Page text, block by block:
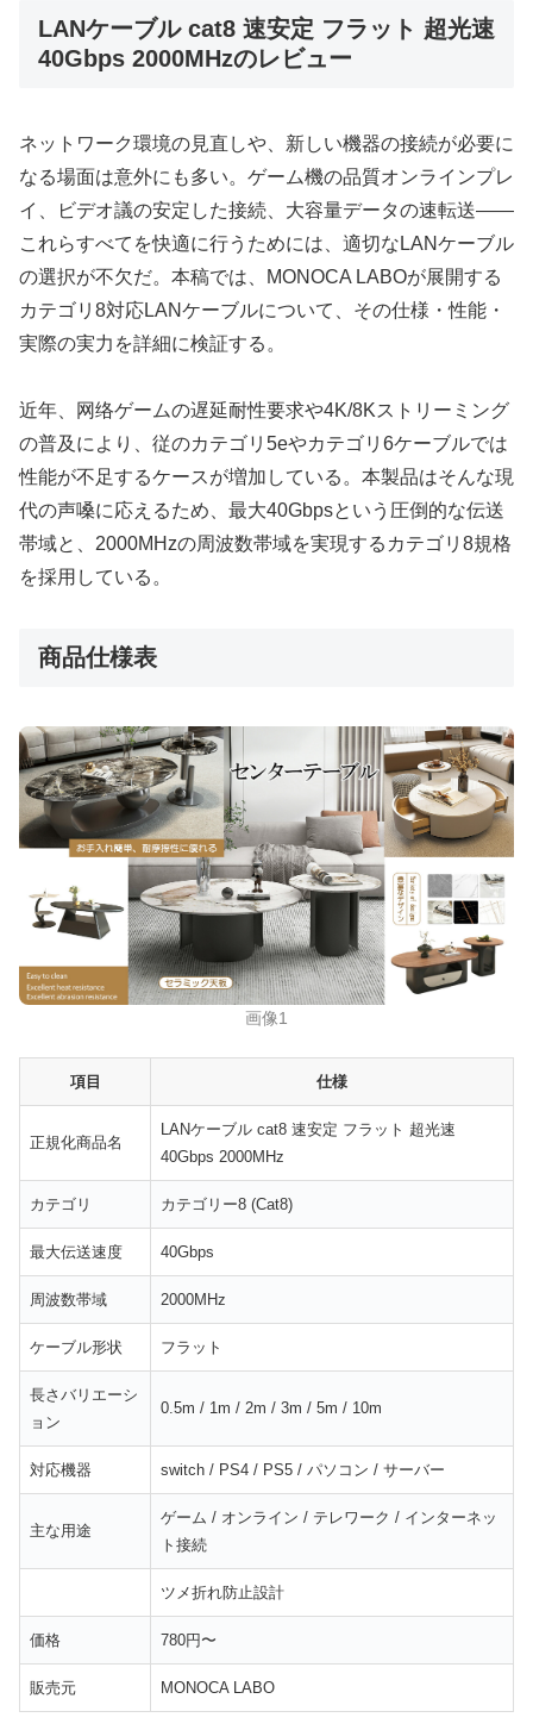
LANケーブル cat8 速安定 フラット 超光速
40Gbps 2000MHzのレビュー
ネットワーク環境の見直しや、新しい機器の接続が必要に
なる場面は意外にも多い。ゲーム機の品質オンラインプレ
イ、ビデオ議の安定した接続、大容量データの速転送――
これらすべてを快適に行うためには、適切なLANケーブル
の選択が不欠だ。本稿では、MONOCA LABOが展開する
カテゴリ8対応LANケーブルについて、その仕様・性能・
実際の実力を詳細に検証する。
近年、网络ゲームの遅延耐性要求や4K/8Kストリーミング
の普及により、従のカテゴリ5eやカテゴリ6ケーブルでは
性能が不足するケースが増加している。本製品はそんな現
代の声嗓に応えるため、最大40Gbpsという圧倒的な伝送
帯域と、2000MHzの周波数帯域を実現するカテゴリ8規格
を採用している。
商品仕様表
画像1
項目 仕様
正規化商品名
LANケーブル cat8 速安定 フラット 超光速
40Gbps 2000MHz
カテゴリ カテゴリー8 (Cat8)
最大伝送速度 40Gbps
周波数帯域 2000MHz
ケーブル形状 フラット
長さバリエーシ
ョン
0.5m / 1m / 2m / 3m / 5m / 10m
対応機器 switch / PS4 / PS5 / パソコン / サーバー
主な用途
ゲーム / オンライン / テレワーク / インターネッ
ト接続
ツメ折れ防止設計
価格 780円〜
販売元 MONOCA LABO